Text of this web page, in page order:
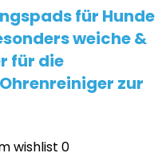
für Hunde
weiche &
für die
zur
wishlist 0